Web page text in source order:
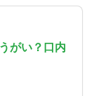
がい？口内